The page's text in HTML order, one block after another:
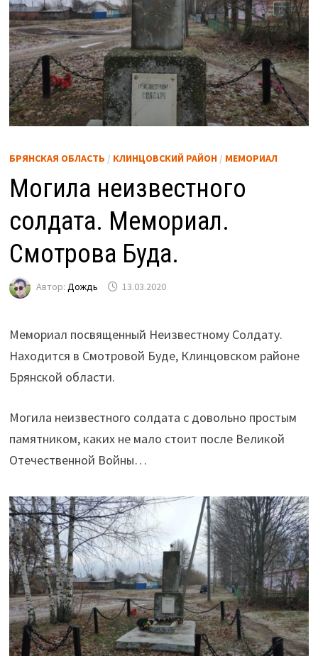
БРЯНСКАЯ ОБЛАСТЬ / КЛИНЦОВСКИЙ РАЙОН/ МЕМОРИАЛ
Могила неизвестного
солдата. Мемориал.
Смотрова Буда.
Автор: Дождь 13.03.2020
Мемориал посвященный Неизвестному Солдату.
Находится в Смотровой Буде, Клинцовском районе
Брянской области.
Могила неизвестного солдата с довольно простым
памятником, каких не мало стоит после Великой
Отечественной Войны…